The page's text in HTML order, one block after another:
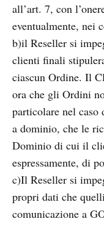
all’art. 7, con
eventualmente, nei
b)il Reseller si
clienti finali
ciascun Ordine. Il
ora che gli Ordini
particolare nel
a dominio, che le
Dominio di cui il
espressamente, di
c)Il Reseller si
propri dati che
comunicazione a